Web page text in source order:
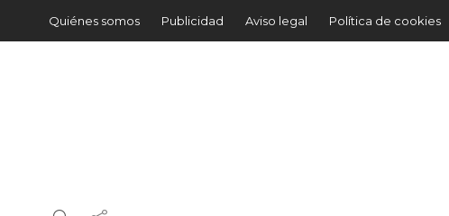
Quiénes somos Publicidad Aviso legal Política de cookies